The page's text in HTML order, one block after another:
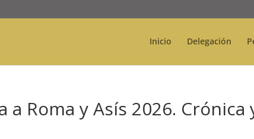
Inicio Delegación
Roma y Asís 2026. Crónica